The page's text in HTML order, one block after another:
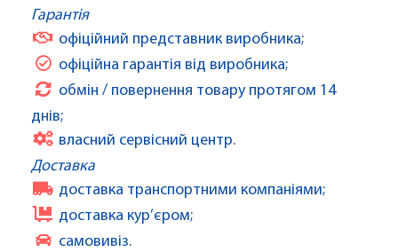
Гарантія
офіційний представник виробника;
офіційна гарантія від виробника;
обмін / повернення товару протягом 14
днів;
власний сервісний центр.
Доставка
доставка транспортними компаніями;
доставка кур’єром;
самовивіз.